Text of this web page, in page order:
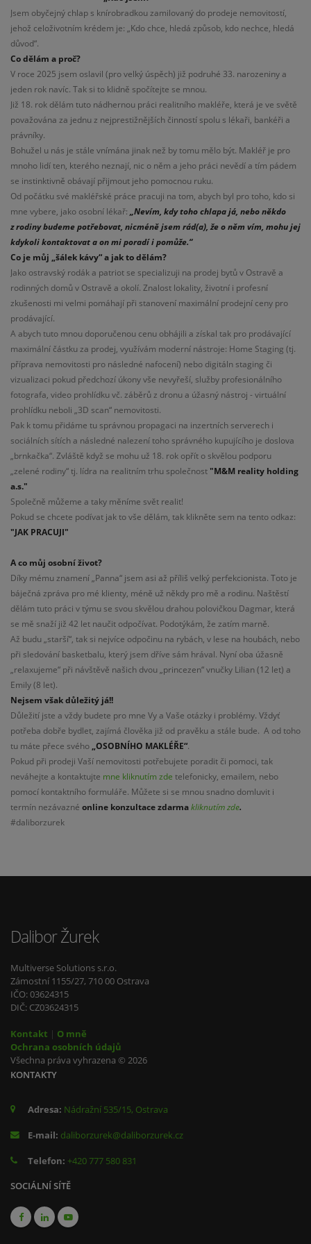
Jsem obyčejný chlap s knírobradkou zamilovaný do prodeje nemovitostí,
jehož celoživotním krédem je: „Kdo chce, hledá způsob, kdo nechce, hledá
důvod“.
Co dělám a proč?
V roce 2025 jsem oslavil (pro velký úspěch) již podruhé 33. narozeniny a
jeden rok navíc. Tak si to klidně spočítejte se mnou.
Již 18. rok dělám tuto nádhernou práci realitního makléře, která je ve světě
považována za jednu z nejprestižnějších činností spolu s lékaři, bankéři a
právníky.
Bohužel u nás je stále vnímána jinak než by tomu mělo být. Makléř je pro
mnoho lidí ten, kterého neznají, nic o něm a jeho práci nevědí a tím pádem
se instinktivně obávají přijmout jeho pomocnou ruku.
Od počátku své makléřské práce pracuji na tom, abych byl pro toho, kdo si
mne vybere, jako osobní lékař:
„Nevím, kdy toho chlapa já, nebo někdo
z rodiny budeme potřebovat, nicméně jsem rád(a), že o něm vím, mohu jej
kdykoli kontaktovat a on mi poradí i pomůže.“
Co je můj „šálek kávy“ a jak to dělám?
Jako ostravský rodák a patriot se specializuji na prodej bytů v Ostravě a
rodinných domů v Ostravě a okolí. Znalost lokality, životní i profesní
zkušenosti mi velmi pomáhají při stanovení maximální prodejní ceny pro
prodávající.
A abych tuto mnou doporučenou cenu obhájili a získal tak pro prodávající
maximální částku za prodej, využívám moderní nástroje: Home Staging (tj.
příprava nemovitosti pro následné nafocení) nebo digitáln staging či
vizualizaci pokud předchozí úkony vše nevyřeší, služby profesionálního
fotografa, video prohlídku vč. záběrů z dronu a úžasný nástroj - virtuální
prohlídku neboli „3D scan“ nemovitosti.
Pak k tomu přidáme tu správnou propagaci na inzertních serverech i
sociálních sítích a následné nalezení toho správného kupujícího je doslova
„brnkačka“. Zvláště když se mohu už 18. rok opřít o skvělou podporu
„zelené rodiny“ tj. lídra na realitním trhu společnost "M&M reality holding
a.s."
Společně můžeme a taky měníme svět realit!
Pokud se chcete podívat jak to vše dělám, tak klikněte sem na tento odkaz:
"JAK PRACUJI"
A co můj osobní život?
Díky mému znamení „Panna“ jsem asi až příliš velký perfekcionista. Toto je
báječná zpráva pro mé klienty, méně už někdy pro mě a rodinu. Naštěstí
dělám tuto práci v týmu se svou skvělou drahou polovičkou Dagmar, která
se mě snaží již 42 let naučit odpočívat. Podotýkám, že zatím marně.
Až budu „starší“, tak si nejvíce odpočinu na rybách, v lese na houbách, nebo
při sledování basketbalu, který jsem dříve sám hrával. Nyní oba úžasně
„relaxujeme“ při návštěvě našich dvou „princezen“ vnučky Lilian (12 let) a
Emily (8 let).
Nejsem však důležitý já!!
Důležití jste a vždy budete pro mne Vy a Vaše otázky i problémy. Vždyť
potřeba dobře bydlet, zajímá člověka již od pravěku a stále bude. A od toho
tu máte přece svého „OSOBNÍHO MAKLÉŘE“.
Pokud při prodeji Vaší nemovitosti potřebujete poradit či pomoci, tak
neváhejte a kontaktujte mne kliknutím zde telefonicky, emailem, nebo
pomocí kontaktního formuláře. Můžete si se mnou snadno domluvit i
termín nezávazné online konzultace zdarma kliknutím zde.
#daliborzurek
Dalibor Žurek
Multiverse Solutions s.r.o.
Zámostní 1155/27, 710 00 Ostrava
IČO: 03624315
DIČ: CZ03624315
Kontakt | O mně
Ochrana osobních údajů
Všechna práva vyhrazena © 2026
KONTAKTY
Adresa: Nádražní 535/15, Ostrava
E-mail: daliborzurek@daliborzurek.cz
Telefon: +420 777 580 831
SOCIÁLNÍ SÍTĚ